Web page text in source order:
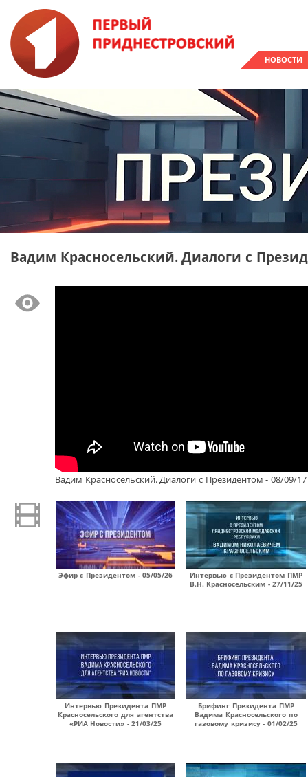
НОВОСТИ
Вадим Красносельский. Диалоги с
Вадим Красносельский. Диалоги с Президентом - 08/09/17
Эфир с Президентом - 05/05/26
Интервью с Президентом ПМР
В.Н. Красносельским - 27/11/25
Интервью Президента ПМР
Красносельского для агентства
«РИА Новости» - 21/03/25
Брифинг Президента ПМР
Вадима Красносельского по
газовому кризису - 01/02/25